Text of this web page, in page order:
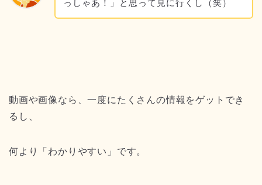
っしゃあ！」と思って見に行くし（笑）
動画や画像なら、一度にたくさんの情報をゲットでき
るし、
何より「わかりやすい」です。